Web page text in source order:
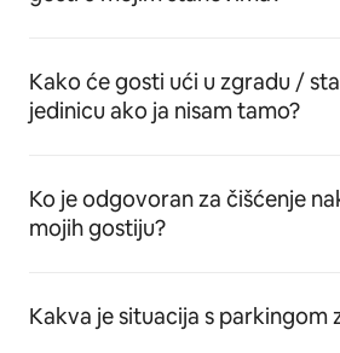
Kako će gosti ući u zgradu /
jedinicu ako ja nisam tamo?
Ko je odgovoran za čišćenje
mojih gostiju?
Kakva je situacija s parkingom